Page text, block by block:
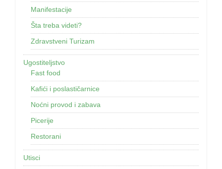
Manifestacije
Šta treba videti?
Zdravstveni Turizam
Ugostiteljstvo
Fast food
Kafići i poslastičarnice
Noćni provod i zabava
Picerije
Restorani
Utisci